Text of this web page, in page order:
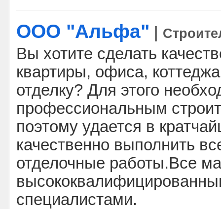
ООО "Альфа"
Вы хотите сделать
квартиры, офиса,
отделку? Для этого
профессиональным
поэтому удается в
качественно выполнить
отделочные работы.Все
специалистами.